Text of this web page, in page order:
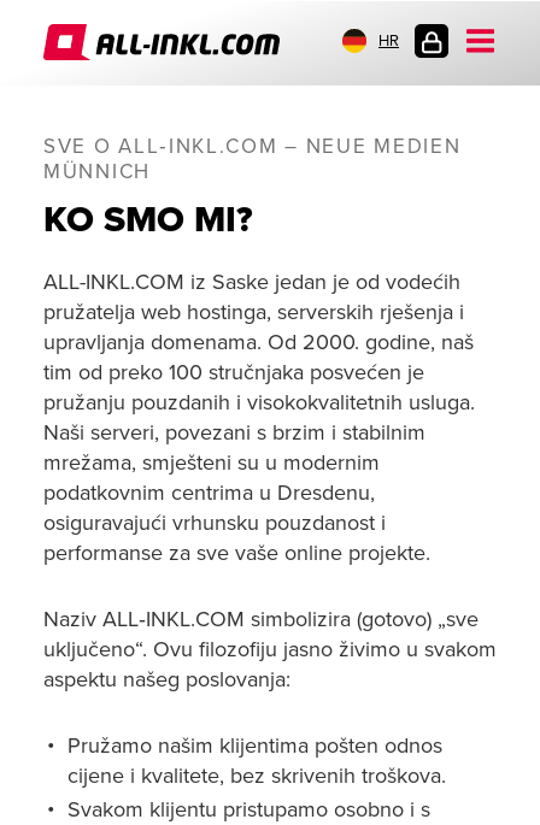
HR
SVE O ALL‑INKL.COM – NEUE MEDIEN
MÜNNICH
KO SMO MI?
ALL-INKL.COM iz Saske jedan je od vodećih
pružatelja web hostinga, serverskih rješenja i
upravljanja domenama. Od 2000. godine, naš
tim od preko 100 stručnjaka posvećen je
pružanju pouzdanih i visokokvalitetnih usluga.
Naši serveri, povezani s brzim i stabilnim
mrežama, smješteni su u modernim
podatkovnim centrima u Dresdenu,
osiguravajući vrhunsku pouzdanost i
performanse za sve vaše online projekte.
Naziv ALL‑INKL.COM simbolizira (gotovo) „sve
uključeno“. Ovu filozofiju jasno živimo u svakom
aspektu našeg poslovanja:
Pružamo našim klijentima pošten odnos
cijene i kvalitete, bez skrivenih troškova.
Svakom klijentu pristupamo osobno i s